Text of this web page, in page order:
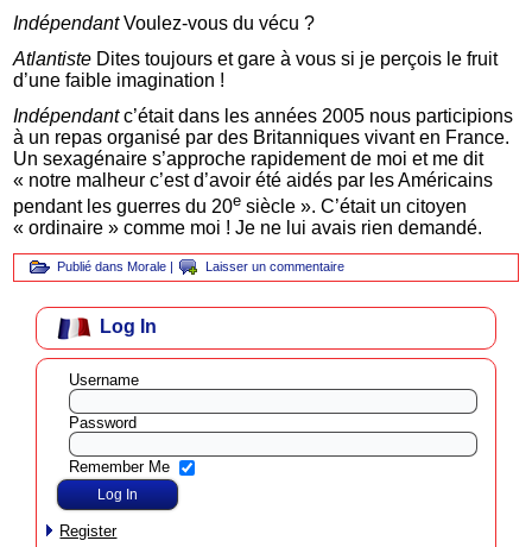
IndépendantVoulez-vous du vécu ?
Atlantiste Dites toujours et gare à vous si je perçois le fruit
d’une faible imagination !
Indépendantc’était dans les années 2005 nous participions
à un repas organisé par des Britanniques vivant en France.
Un sexagénaire s’approche rapidement de moi et me dit
« notre malheur c’est d’avoir été aidés par les Américains
pendant les guerres du 20e siècle ». C’était un citoyen
« ordinaire » comme moi ! Je ne lui avais rien demandé.
Publié dans Morale Laisser un commentaire
Log In
Username
Password
Remember Me
Register